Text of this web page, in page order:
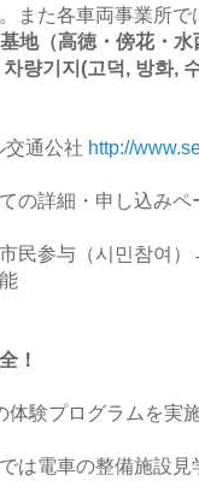
また各車両事業所
地（高徳・傍花・
량기지(고덕, 방화,
交通公社 http://
の詳細・申し込み
民参与（시민참여
！
体験プログラムを実
は電車の整備施設